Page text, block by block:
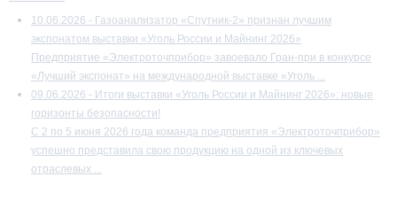
10.06.2026 - Газоанализатор «Спутник-2» признан лучшим
экспонатом выставки «Уголь России и Майнинг 2026»
Предприятие «Электроточприбор» завоевало Гран-при в конкурсе
«Лучший экспонат» на международной выставке «Уголь ...
09.06.2026 - Итоги выставки «Уголь России и Майнинг 2026»: новые
горизонты безопасности!
С 2 по 5 июня 2026 года команда предприятия «Электроточприбор»
успешно представила свою продукцию на одной из ключевых
отраслевых ...